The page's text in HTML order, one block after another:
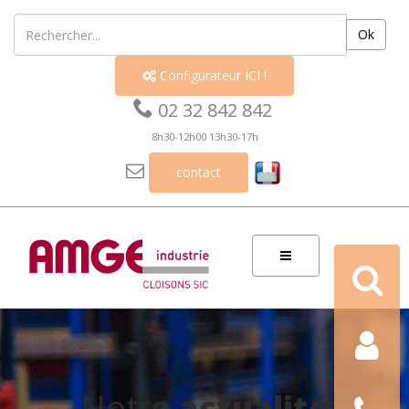
Ok
 Configurateur ICI !
 02 32 842 842
8h30-12h00 13h30-17h
 contact